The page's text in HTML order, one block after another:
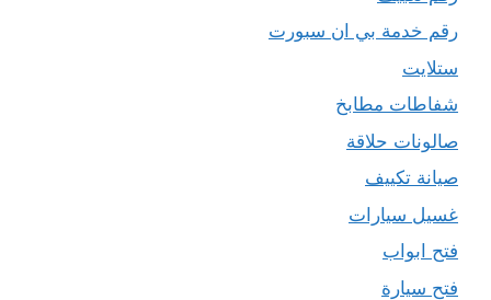
رقم خدمة بي ان سبورت
ستلايت
شفاطات مطابخ
صالونات حلاقة
صيانة تكييف
غسيل سيارات
فتح ابواب
فتح سيارة